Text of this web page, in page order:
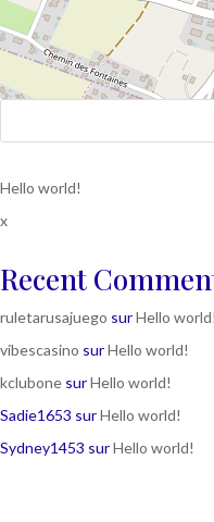
Hello world!
x
Recent
ruletarusajuego surHello world!
vibescasino surHello world!
kclubone surHello world!
Sadie1653 surHello world!
Sydney1453 surHello world!